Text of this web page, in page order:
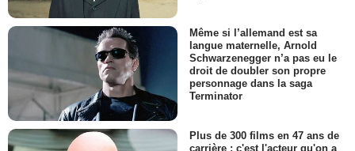
Même si l’allemand est sa
langue maternelle, Arnold
Schwarzenegger n’a pas eu le
droit de doubler son propre
personnage dans la saga
Terminator
Plus de 300 films en 47 ans de
carrière : c'est l'acteur qu'on a